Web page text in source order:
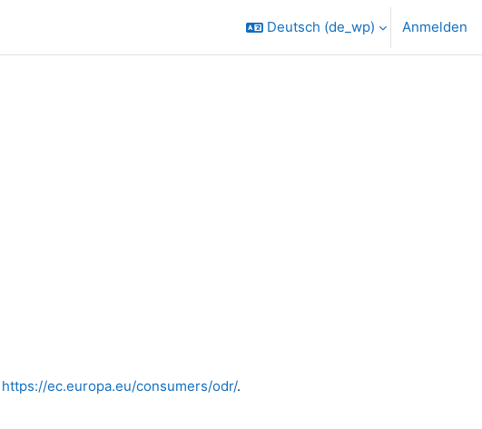
Deutsch ‎(de_wp)‎ Anmelden
https://ec.europa.eu/consumers/odr/.